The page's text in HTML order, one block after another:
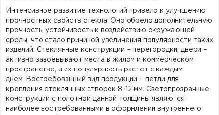
Интенсивное развитие технологий привело к улучшению
прочностных свойств стекла. Оно обрело дополнительную
прочность, устойчивость к воздействию окружающей
среды, что стало причиной увеличения популярности таких
изделий. Стеклянные конструкции – перегородки, двери –
активно завоевывают места в жилом и коммерческом
пространстве, и их популярность растет с каждым
днем. Востребованный вид продукции – петли для
крепления стеклянных створок 8-12 мм. Светопрозрачные
конструкции с полотном данной толщины являются
наиболее востребованными в оформлении внутреннего